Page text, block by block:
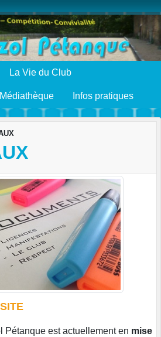
La Vie du Club
Médiathèque Infos pratiques
Pétanque est actuellement en mise